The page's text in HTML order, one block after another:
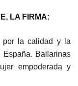
LA FIRMA:
por la calidad y la
Bailarinas
empoderada y